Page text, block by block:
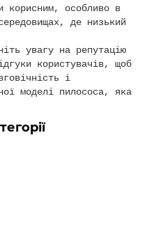
корисним, особливо в
де низький
увагу на репутацію
користувачів, щоб
і
моделі пилососа, яка